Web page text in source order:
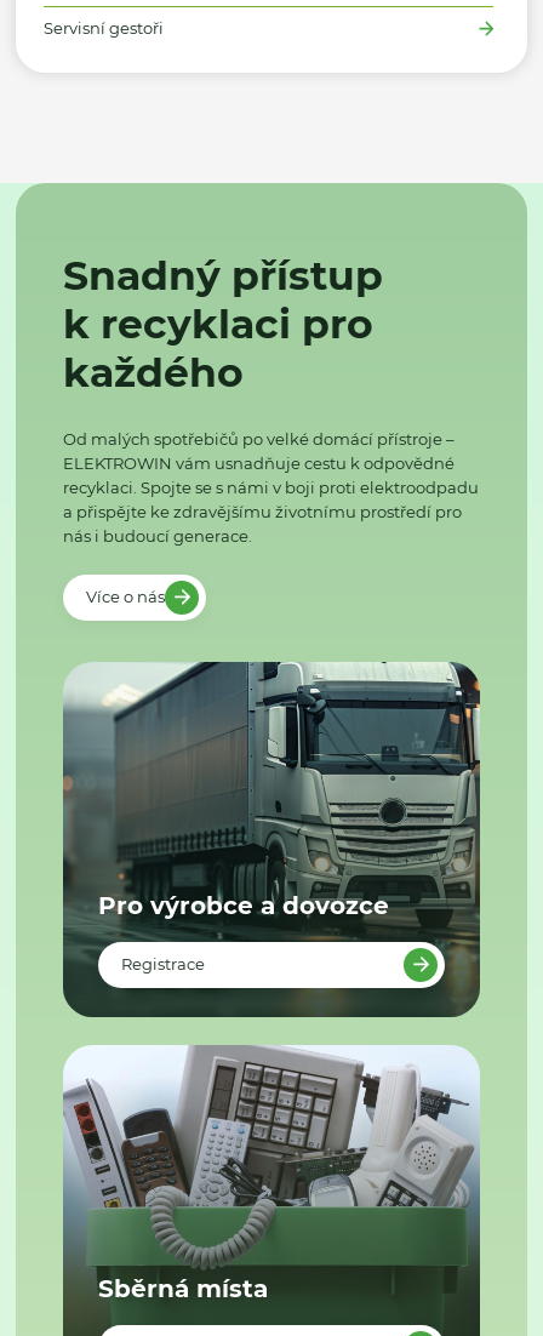
Servisní gestoři
Snadný přístup
k recyklaci pro
každého
Od malých spotřebičů po velké domácí přístroje –
ELEKTROWIN vám usnadňuje cestu k odpovědné
recyklaci. Spojte se s námi v boji proti elektroodpadu
a přispějte ke zdravějšímu životnímu prostředí pro
nás i budoucí generace.
Více o nás
Pro výrobce a dovozce
Registrace
Sběrná místa